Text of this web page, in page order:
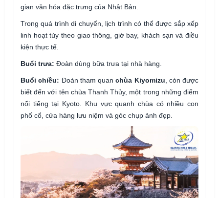
gian văn hóa đặc trưng của Nhật Bản.
Trong quá trình di chuyển, lịch trình có thể được sắp xếp
linh hoạt tùy theo giao thông, giờ bay, khách sạn và điều
kiện thực tế.
Buổi trưa: Đoàn dùng bữa trưa tại nhà hàng.
Buổi chiều: Đoàn tham quanchùa Kiyomizu, còn được
biết đến với tên chùa Thanh Thủy, một trong những điểm
nổi tiếng tại Kyoto. Khu vực quanh chùa có nhiều con
phố cổ, cửa hàng lưu niệm và góc chụp ảnh đẹp.